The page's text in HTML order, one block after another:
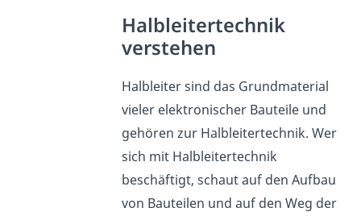
Halbleitertechnik
verstehen
Halbleiter sind das Grundmaterial
vieler elektronischer Bauteile und
gehören zur Halbleitertechnik. Wer
sich mit Halbleitertechnik
beschäftigt, schaut auf den Aufbau
von Bauteilen und auf den Weg der